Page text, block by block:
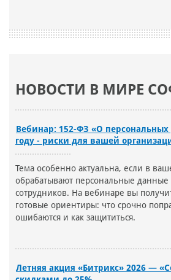
НОВОСТИ В МИРЕ
Вебинар: 152-ФЗ «О персональных
году - риски для вашей
Тема особенно актуальна, если в
обрабатывают персональные
сотрудников. На вебинаре вы
готовые ориентиры: что срочно
ошибаются и как защититься.
Летняя акция «Битрикс» 2026 —